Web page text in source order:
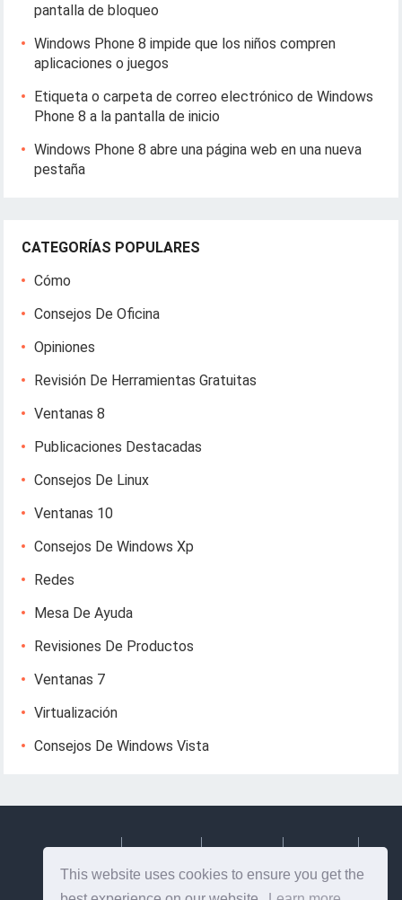
This website uses cookies to ensure you get the
pantalla de bloqueo
Windows Phone 8 impide que los niños compren
aplicaciones o juegos
Etiqueta o carpeta de correo electrónico de Windows
Phone 8 a la pantalla de inicio
Windows Phone 8 abre una página web en una nueva
pestaña
CATEGORÍAS POPULARES
Cómo
Consejos De Oficina
Opiniones
Revisión De Herramientas Gratuitas
Ventanas 8
Publicaciones Destacadas
Consejos De Linux
Ventanas 10
Consejos De Windows Xp
Redes
Mesa De Ayuda
Revisiones De Productos
Ventanas 7
Virtualización
Consejos De Windows Vista